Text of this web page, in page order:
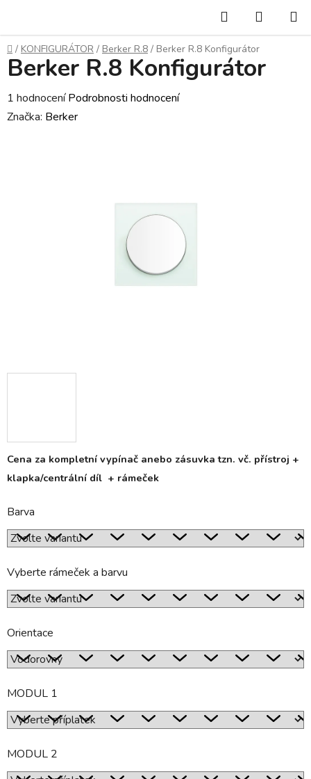
obsah
Hledat
KOŠÍK
Domů
/ KONFIGURÁTOR / Berker R.8 / Berker R.8 Konfigurátor
Cena za kompletní vypínač anebo zásuvka tzn. vč. přístroj +
klapka/centrální díl + rámeček
Barva
Vyberte rámeček a barvu
Orientace
MODUL 1
MODUL 2
Berker R.8 Konfigurátor
Průměrné
hodnocení
1 hodnocení Podrobnosti hodnocení
Značka: Berker